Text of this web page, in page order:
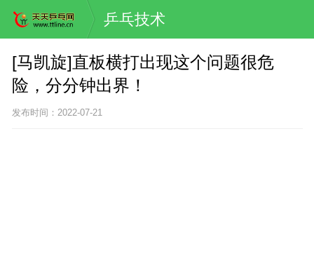
乒乓技术
[马凯旋]直板横打出现这个问题很危
险，分分钟出界！
发布时间：2022-07-21